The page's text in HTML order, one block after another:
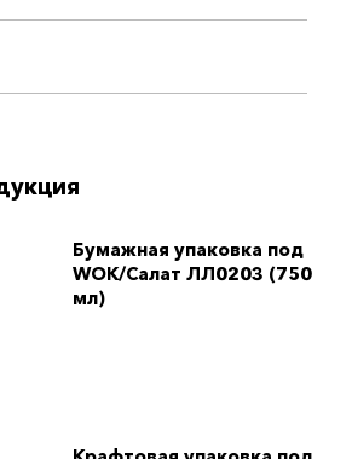
Бумажная упаковка под
WOK/Салат ЛЛ0203 (750
мл)